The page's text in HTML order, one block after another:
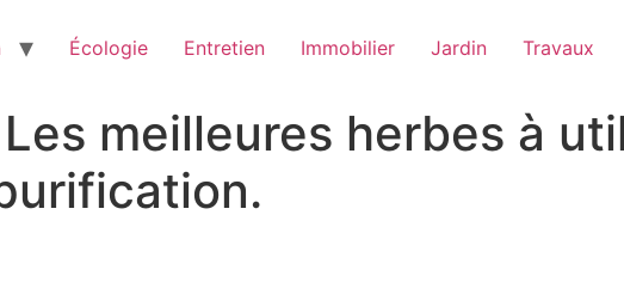
Écologie Entretien Immobilier Jardin Travaux
meilleures herbes à